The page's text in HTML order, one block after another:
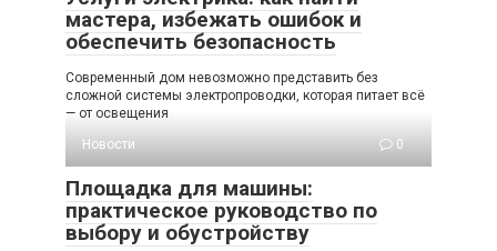
мастера, избежать ошибок и
обеспечить безопасность
Современный дом невозможно представить без
сложной системы электропроводки, которая питает всё
— от освещения
Новости
0
Площадка для машины:
практическое руководство по
выбору и обустройству